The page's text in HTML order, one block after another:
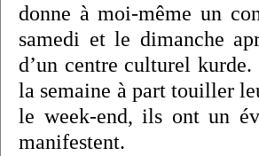
donne à moi-même un
samedi et le dimanche
d’un centre culturel
la semaine à part touiller
le week-end, ils ont un
manifestent.